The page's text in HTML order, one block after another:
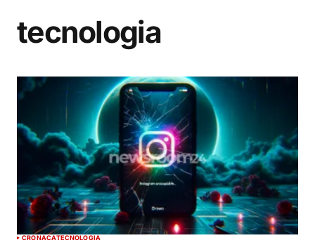
tecnologia
CRONACATECNOLOGIA